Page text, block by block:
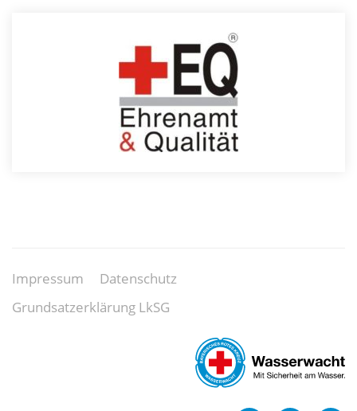
Impressum
Datenschutz
Grundsatzerklärung LkSG